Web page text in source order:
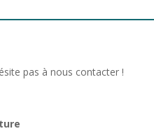
pas à nous contacter !